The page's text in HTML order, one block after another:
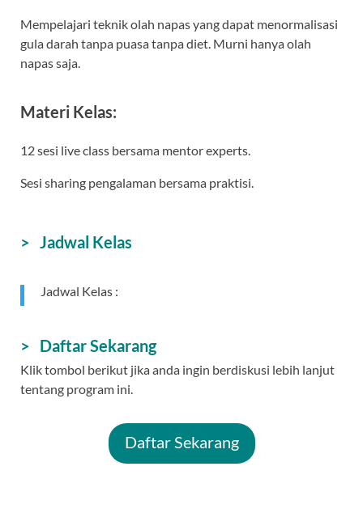
Mempelajari teknik olah napas yang dapat menormalisasi
gula darah tanpa puasa tanpa diet. Murni hanya olah
napas saja.
Materi Kelas:
12 sesi live class bersama mentor experts.
Sesi sharing pengalaman bersama praktisi.
> Jadwal Kelas
Jadwal Kelas :
> Daftar Sekarang
Klik tombol berikut jika anda ingin berdiskusi lebih lanjut
tentang program ini.
Daftar Sekarang